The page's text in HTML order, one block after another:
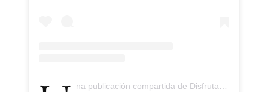
Una publicación compartida de Disfrutar Restaurant (@disfrutarbcn)